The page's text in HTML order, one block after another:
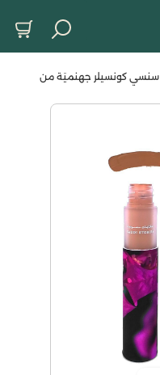
سنسي كونسيلر جهنميَة من